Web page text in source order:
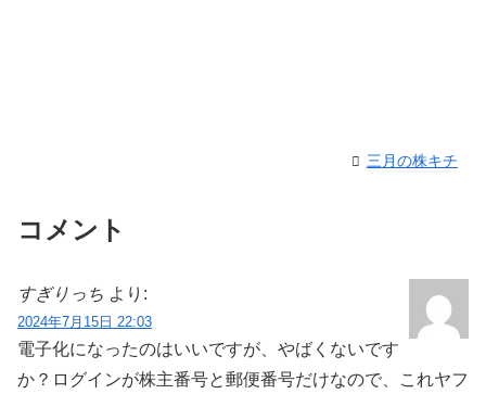
三月の株キチ
コメント
すぎりっち より:
2024年7月15日 22:03
電子化になったのはいいですが、やばくないです
か？ログインが株主番号と郵便番号だけなので、これヤフ